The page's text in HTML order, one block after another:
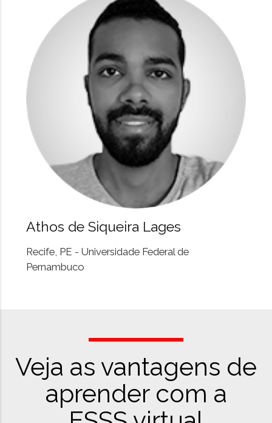
Athos de Siqueira Lages
Recife, PE - Universidade Federal de
Pernambuco
Veja as vantagens de
aprender com a